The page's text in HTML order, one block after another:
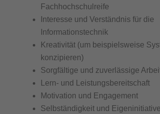
Fachhochschulreife
Interesse und Verständnis für die
Informationstechnik
Kreativität (um beispielsweise
konzipieren)
Sorgfältige und zuverlässige
Lern- und Leistungsbereitschaft
Motivation und Engagement
Selbständigkeit und Eigeninitiative